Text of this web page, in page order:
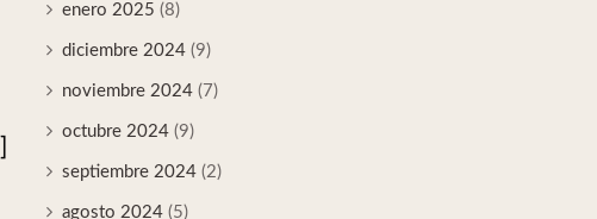
enero 2025 (8)
diciembre 2024 (9)
noviembre 2024 (7)
octubre 2024 (9)
septiembre 2024 (2)
agosto 2024 (5)